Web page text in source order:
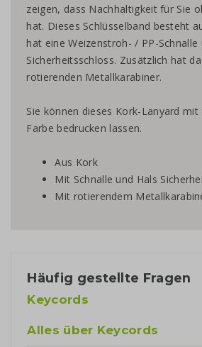
zeigen, dass Nachhaltigkeit für Sie
hat. Dieses Schlüsselband besteht
hat eine Weizenstroh- / PP-Schnalle
Sicherheitsschloss. Zusätzlich hat
rotierenden Metallkarabiner.
Sie können dieses Kork-Lanyard
Farbe bedrucken lassen.
Aus Kork
Mit Schnalle und Hals
Mit rotierendem
Häufig gestellte Fragen
Keycords
Alles über Keycords